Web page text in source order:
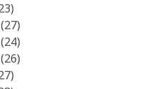
(27)
(24)
(26)